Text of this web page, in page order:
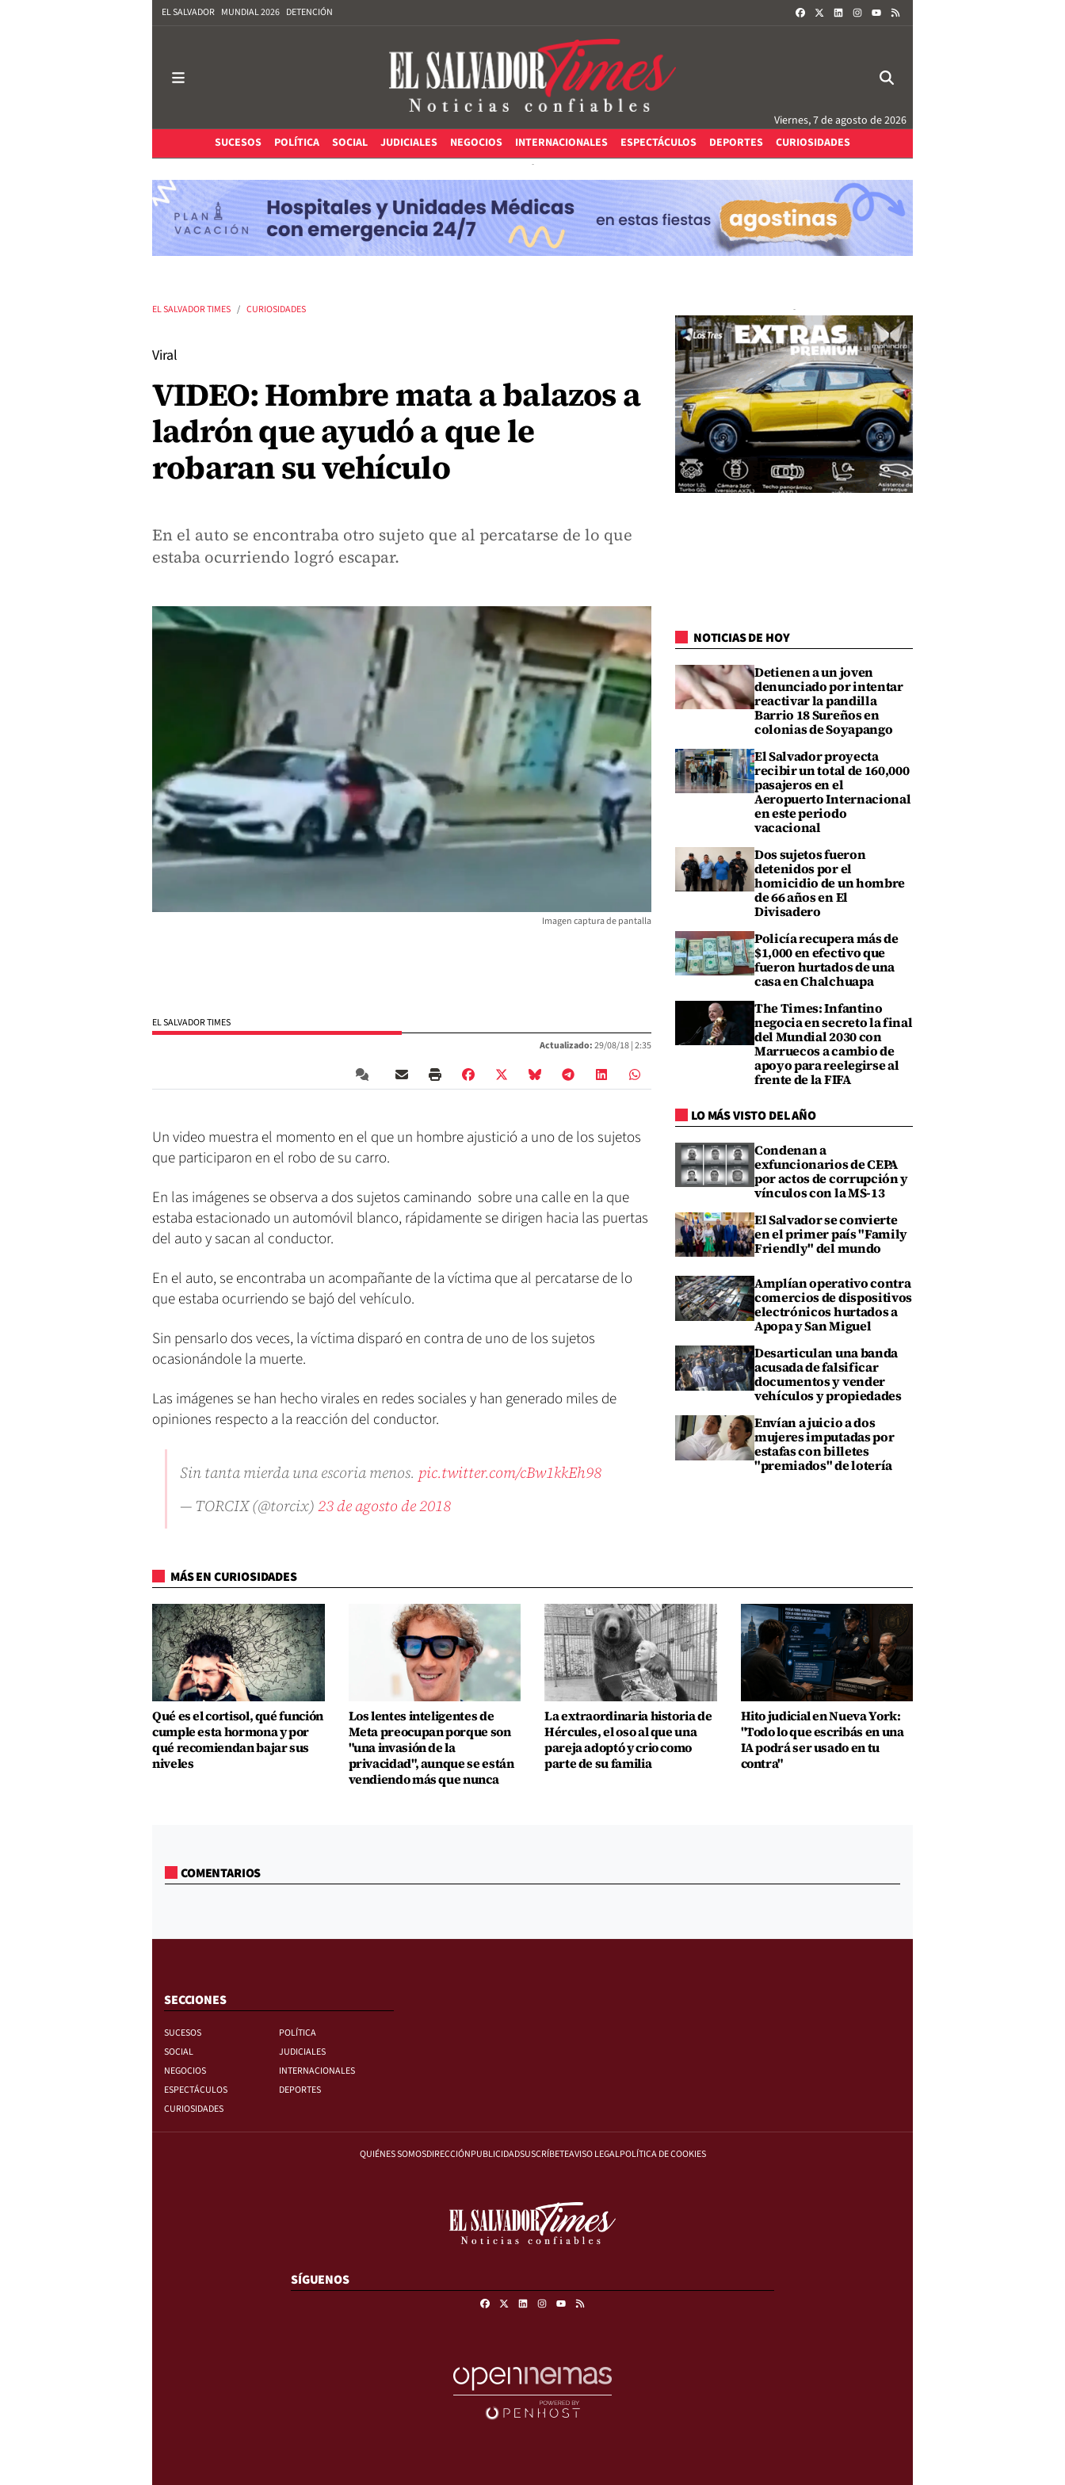
EL SALVADOR MUNDIAL 2026 DETENCIÓN FACEBOOKLINKEDININSTAGRAM
Viernes, 7 de agosto de 2026
SUCESOS
POLÍTICA SOCIAL JUDICIALES NEGOCIOS INTERNACIONALES ESPECTÁCULOS DEPORTES CURIOSIDADES
EL SALVADOR TIMES CURIOSIDADES
Viral
VIDEO: Hombre mata a balazos a
ladrón que ayudó a que le
robaran su vehículo
En el auto se encontraba otro sujeto que al percatarse de lo que
estaba ocurriendo logró escapar.
Imagen captura de pantalla
EL SALVADOR TIMES
Actualizado:29/08/18 |2:35
Un video muestra el momento en el que un hombre ajustició a uno de los sujetos
que participaron en el robo de su carro.
En las imágenes se observa a dos sujetos caminando sobre una calle en la que
estaba estacionado un automóvil blanco, rápidamente se dirigen hacia las puertas
del auto y sacan al conductor.
En el auto, se encontraba un acompañante de la víctima que al percatarse de lo
que estaba ocurriendo se bajó del vehículo.
Sin pensarlo dos veces, la víctima disparó en contra de uno de los sujetos
ocasionándole la muerte.
Las imágenes se han hecho virales en redes sociales y han generado miles de
opiniones respecto a la reacción del conductor.
Sin tanta mierda una escoria menos. pic.twitter.com/cBw1kkEh98
— TORCIX (@torcix)23 de agosto de 2018
NOTICIAS DE HOY
Detienen a un joven
denunciado por intentar
reactivar la pandilla
Barrio 18 Sureños en
colonias de Soyapango
El Salvador proyecta
recibir un total de 160,000
pasajeros en el
Aeropuerto Internacional
en este periodo
vacacional
Dos sujetos fueron
detenidos por el
homicidio de un hombre
de 66 años en El
Divisadero
Policía recupera más de
$1,000 en efectivo que
fueron hurtados de una
casa en Chalchuapa
The Times: Infantino
negocia en secreto la final
del Mundial 2030 con
Marruecos a cambio de
apoyo para reelegirse al
frente de la FIFA
LO MÁS VISTO DEL AÑO
Condenan a
exfuncionarios de CEPA
por actos de corrupción y
vínculos con la MS-13
El Salvador se convierte
en el primer país "Family
Friendly" del mundo
Amplían operativo contra
comercios de dispositivos
electrónicos hurtados a
Apopa y San Miguel
Desarticulan una banda
acusada de falsificar
documentos y vender
vehículos y propiedades
Envían a juicio a dos
mujeres imputadas por
estafas con billetes
"premiados" de lotería
MÁS EN CURIOSIDADES
Qué es el cortisol, qué función
cumple esta hormona y por
qué recomiendan bajar sus
niveles
Los lentes inteligentes de
Meta preocupan porque son
"una invasión de la
privacidad", aunque se están
vendiendo más que nunca
La extraordinaria historia de
Hércules, el oso al que una
pareja adoptó y crio como
parte de su familia
Hito judicial en Nueva York:
"Todo lo que escribás en una
IA podrá ser usado en tu
contra"
COMENTARIOS
SECCIONES
SUCESOS
POLÍTICA
SOCIAL
JUDICIALES
NEGOCIOS
INTERNACIONALES
ESPECTÁCULOS
DEPORTES
CURIOSIDADES
QUIÉNES SOMOSDIRECCIÓNPUBLICIDADSUSCRÍBETEAVISO LEGALPOLÍTICA DE COOKIES
SÍGUENOS
FacebookLinkedinInstagram